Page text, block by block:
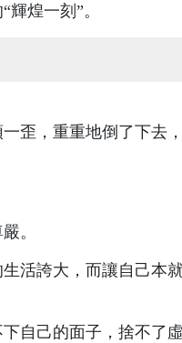
煌一刻”。
歪，重重地倒了下去
。
活誇大，而讓自己本
自己的面子，捨不了